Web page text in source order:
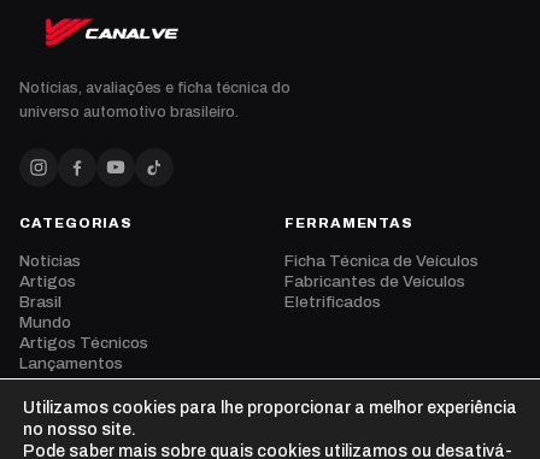
Notícias, avaliações e ficha técnica do
universo automotivo brasileiro.
CATEGORIAS
Notícias
Artigos
Brasil
Mundo
Artigos Técnicos
Lançamentos
Eventos
Opinião
Vídeos
FERRAMENTAS
Ficha Técnica de Veículos
Fabricantes de Veículos
Eletrificados
Utilizamos cookies para lhe proporcionar a melhor experiência
no nosso site.
Pode saber mais sobre quais cookies utilizamos ou desativá-